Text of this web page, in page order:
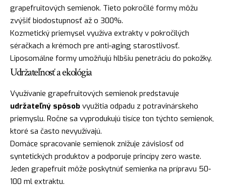
grapefruitových semienok. Tieto pokročilé formy môžu
zvýšiť biodostupnosť až o 300%.
Kozmetický priemysel využíva extrakty v pokročilých
séračkach a krémoch pre anti-aging starostlivosť.
Liposomálne formy umožňujú hlbšiu penetráciu do pokožky.
Udržateľnosť a ekológia
Využívanie grapefruitových semienok predstavuje
udržateľný spôsob využitia odpadu z potravinárskeho
priemyslu. Ročne sa vyprodukujú tisíce ton týchto semienok,
ktoré sa často nevyužívajú.
Domáce spracovanie semienok znižuje závislosť od
syntetických produktov a podporuje princípy zero waste.
Jeden grapefruit môže poskytnúť semienka na prípravu 50-
100 ml extraktu.